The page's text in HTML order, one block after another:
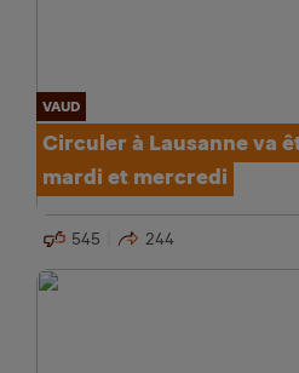
VAUD
Circuler à Lausanne va
mardi et mercredi
545 244